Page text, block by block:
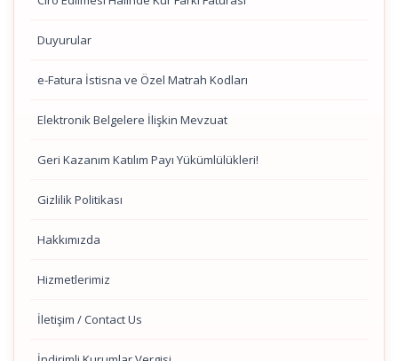
Duyurular
e-Fatura İstisna ve Özel Matrah Kodları
Elektronik Belgelere İlişkin Mevzuat
Geri Kazanım Katılım Payı Yükümlülükleri!
Gizlilik Politikası
Hakkımızda
Hizmetlerimiz
İletişim / Contact Us